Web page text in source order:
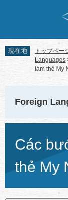
先
頭
を
飛
現在地 トップペー
Languages
làm thẻ My
Foreign
Các
thẻ My